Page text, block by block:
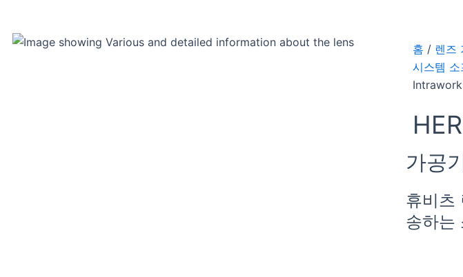
홈 / 렌즈
시스템 소
가공
휴비츠
송하는